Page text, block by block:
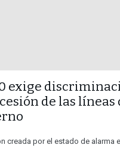
exige
de las líneas
creada por el estado de alarma